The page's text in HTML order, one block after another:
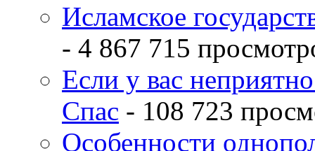
Исламское
- 4 867 715
Если у вас
Спас - 108 723
Особенности